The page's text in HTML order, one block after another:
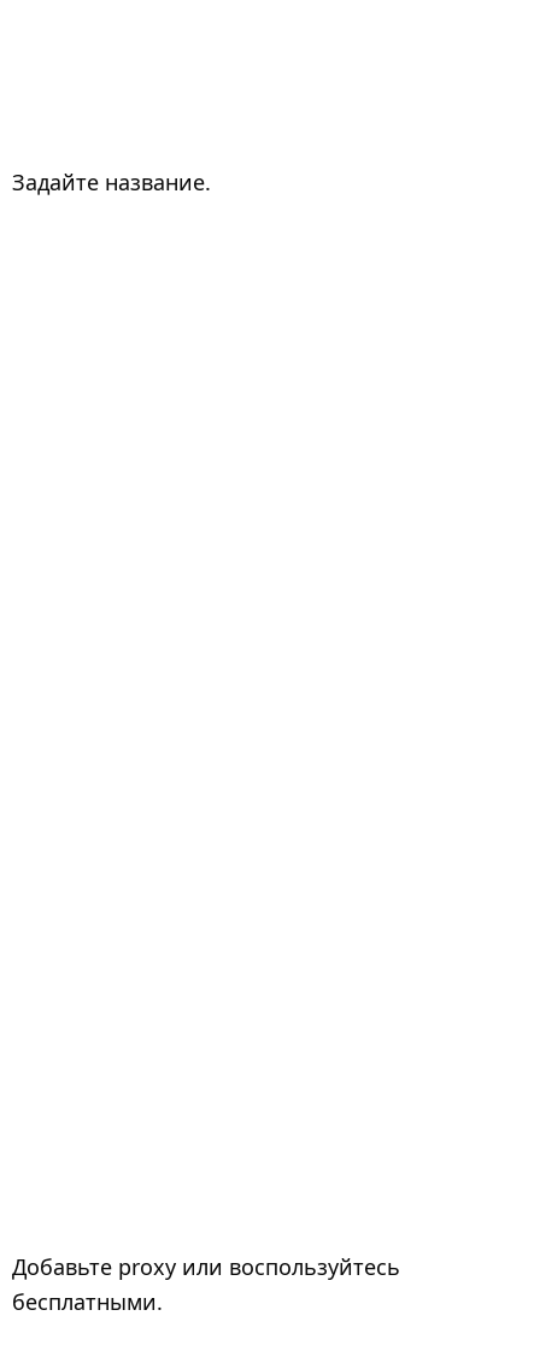
Задайте название.
Добавьте proxy или воспользуйтесь
бесплатными.